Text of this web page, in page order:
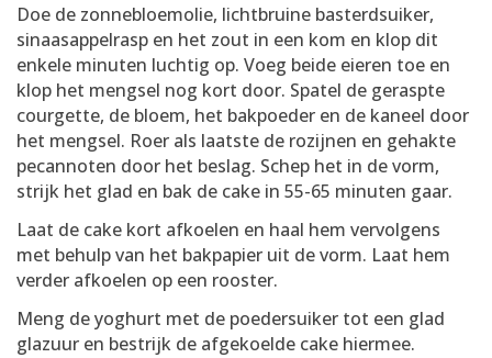
Doe de zonnebloemolie, lichtbruine basterdsuiker,
sinaasappelrasp en het zout in een kom en klop dit
enkele minuten luchtig op. Voeg beide eieren toe en
klop het mengsel nog kort door. Spatel de geraspte
courgette, de bloem, het bakpoeder en de kaneel door
het mengsel. Roer als laatste de rozijnen en gehakte
pecannoten door het beslag. Schep het in de vorm,
strijk het glad en bak de cake in 55-65 minuten gaar.
Laat de cake kort afkoelen en haal hem vervolgens
met behulp van het bakpapier uit de vorm. Laat hem
verder afkoelen op een rooster.
Meng de yoghurt met de poedersuiker tot een glad
glazuur en bestrijk de afgekoelde cake hiermee.